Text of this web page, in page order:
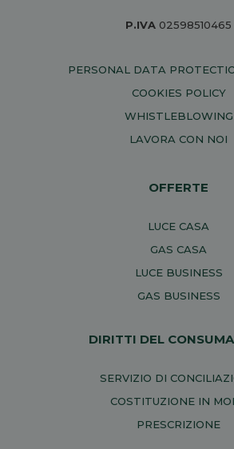
P.IVA 02598510465
PERSONAL DATA
COOKIES POLICY
WHISTLEBLOWING
LAVORA CON NOI
OFFERTE
LUCE CASA
GAS CASA
LUCE BUSINESS
GAS BUSINESS
DIRITTI DEL
SERVIZIO DI
COSTITUZIONE IN
PRESCRIZIONE